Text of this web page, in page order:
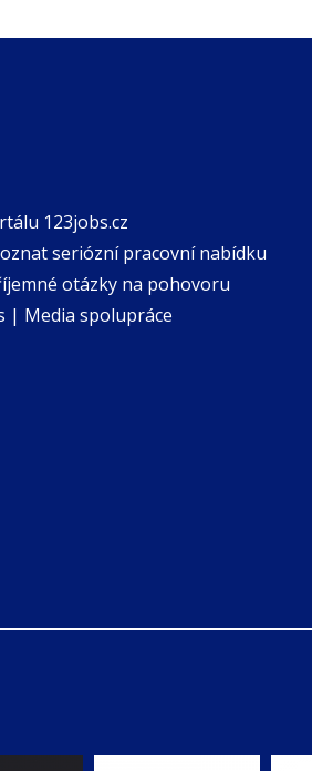
123jobs.cz
seriózní pracovní nabídku
otázky na pohovoru
| Media spolupráce